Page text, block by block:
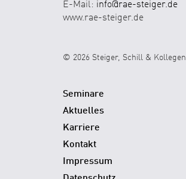
E-Mail: info@rae-steiger.de
www.rae-steiger.de
© 2026 Steiger, Schill & Kollegen
Seminare
Aktuelles
Karriere
Kontakt
Impressum